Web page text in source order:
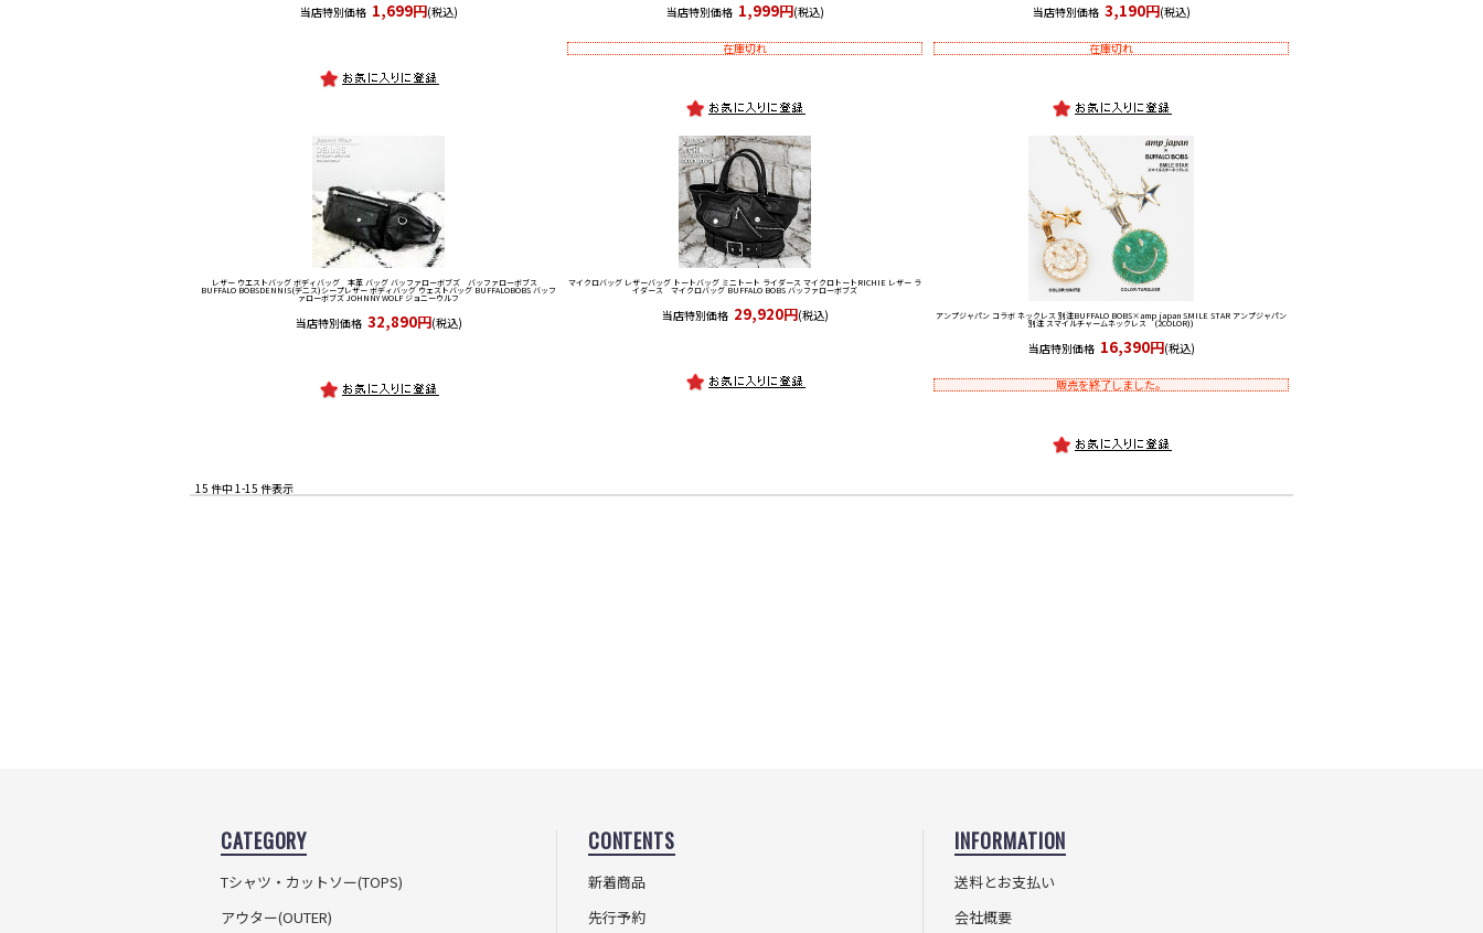
当店特別価格 1,699円(税込) 当店特別価格 1,999円(税込)
在庫切れ
当店特別価格 3,190円(税込)
在庫切れ
レザー ウエストバッグ ボディバッグ 本革 バッグ バッファローボブズ バッファローボブス
BUFFALO BOBSDENNIS(デニス)シープレザー ボディバッグ ウェストバッグ BUFFALOBOBS バッフ
ァローボブズ JOHNNY WOLF ジョニーウルフ
当店特別価格 32,890円(税込)
マイクロバッグ レザーバッグ トートバッグ ミニトート ライダース マイクロトート RICHIE レザー ラ
イダース マイクロバッグ BUFFALO BOBS バッファローボブズ
当店特別価格 29,920円(税込) アンプジャパン コラボ ネックレス 別注BUFFALO BOBS×amp japan SMILE STAR アンプジャパン
別注 スマイルチャームネックレス (2COLOR))
当店特別価格 16,390円(税込)
販売を終了しました。
15 件中 1-15 件表示
CATEGORY
Tシャツ・カットソー(TOPS)
アウター(OUTER)
CONTENTS
新着商品
先行予約
INFORMATION
送料とお支払い
会社概要